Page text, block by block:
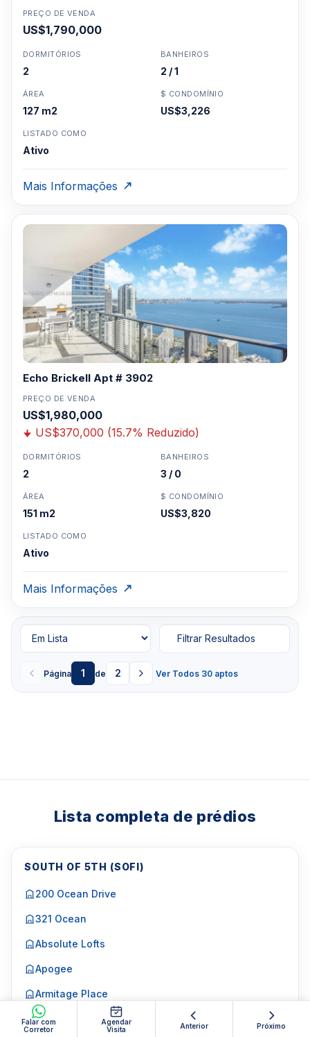
PREÇO DE VENDA
US$1,790,000
DORMITÓRIOS
2
BANHEIROS
2 / 1
ÁREA
127 m2
$ CONDOMÍNIO
US$3,226
LISTADO COMO
Ativo
Mais Informações
Echo Brickell Apt # 3902
PREÇO DE VENDA
US$1,980,000
US$370,000 (15.7% Reduzido)
DORMITÓRIOS
2
BANHEIROS
3 / 0
ÁREA
151 m2
$ CONDOMÍNIO
US$3,820
LISTADO COMO
Ativo
Mais Informações
Página 1 de 2 Ver Todos 30 aptos
Filtrar Resultados
Falar com
Corretor
Agendar
Visita
Anterior Próximo
Lista completa de prédios
SOUTH OF 5TH (SOFI)
200 Ocean Drive
321 Ocean
Absolute Lofts
Apogee
Armitage Place
Ver mais…